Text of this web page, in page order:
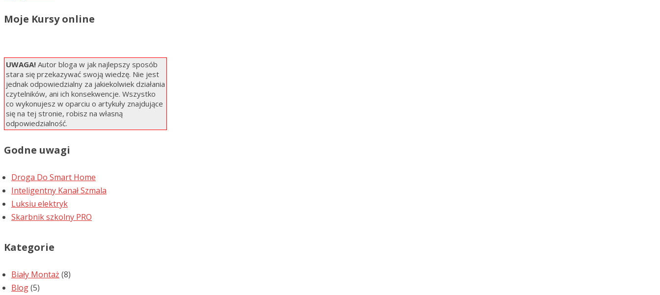
Moje Kursy online
UWAGA! Autor bloga w jak najlepszy sposób
stara się przekazywać swoją wiedzę. Nie jest
jednak odpowiedzialny za jakiekolwiek działania
czytelników, ani ich konsekwencje. Wszystko
co wykonujesz w oparciu o artykuły znajdujące
się na tej stronie, robisz na własną
odpowiedzialność.
Godne uwagi
Droga Do Smart Home
Inteligentny Kanał Szmala
Luksiu elektryk
Skarbnik szkolny PRO
Kategorie
Biały Montaż (8)
Blog(5)